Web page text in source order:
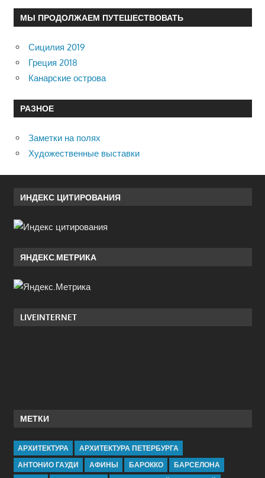
МЫ ПРОДОЛЖАЕМ ПУТЕШЕСТВОВАТЬ
Сицилия 2019
Греция 2018
Канарские острова
РАЗНОЕ
Заметки на полях
Художественные выставки
ИНДЕКС ЦИТИРОВАНИЯ
ЯНДЕКС.МЕТРИКА
LIVEINTERNET
МЕТКИ
АРХИТЕКТУРА
АРХИТЕКТУРА ПЕТЕРБУРГА
АНТОНИО ГАУДИ
АФИНЫ БАРОККО
БАРСЕЛОНА